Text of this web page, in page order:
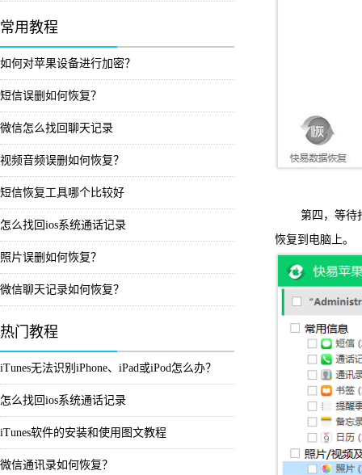
常用教程
如何对苹果设备进行加密？
短信误删如何恢复？
微信怎么找回聊天记录
视频音频误删如何恢复？
短信恢复工具哪个比较好
怎么找回ios系统通话记录
照片误删如何恢复？
微信聊天记录如何恢复？
热门教程
iTunes无法识别iPhone、iPad或iPod怎么办？
怎么找回ios系统通话记录
iTunes软件的安装和使用图文教程
微信通讯录如何恢复？
第四，等待扫
恢复到电脑上。